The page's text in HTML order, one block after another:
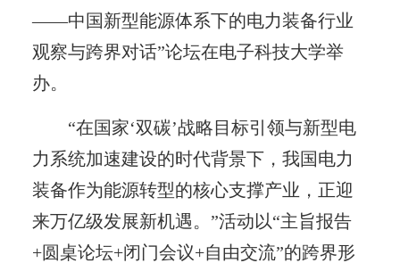
——中国新型能源体系下的电力装备行业
观察与跨界对话”论坛在电子科技大学举
办。
“在国家‘双碳’战略目标引领与新型电
力系统加速建设的时代背景下，我国电力
装备作为能源转型的核心支撑产业，正迎
来万亿级发展新机遇。”活动以“主旨报告
+圆桌论坛+闭门会议+自由交流”的跨界形